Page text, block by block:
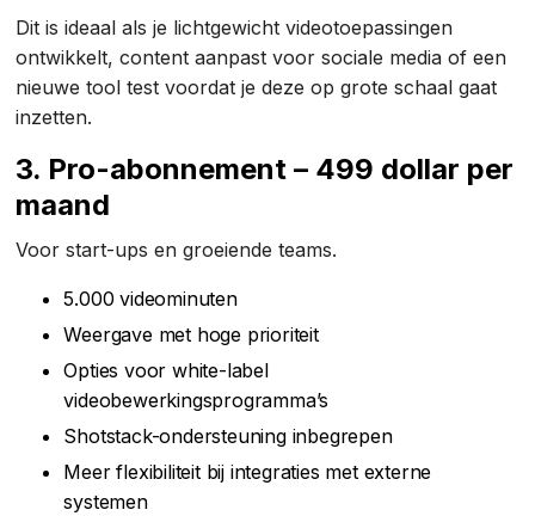
Dit is ideaal als je lichtgewicht videotoepassingen
ontwikkelt, content aanpast voor sociale media of een
nieuwe tool test voordat je deze op grote schaal gaat
inzetten.
3. Pro-abonnement – 499 dollar per
maand
Voor start-ups en groeiende teams.
5.000 videominuten
Weergave met hoge prioriteit
Opties voor white-label
videobewerkingsprogramma’s
Shotstack-ondersteuning inbegrepen
Meer flexibiliteit bij integraties met externe
systemen